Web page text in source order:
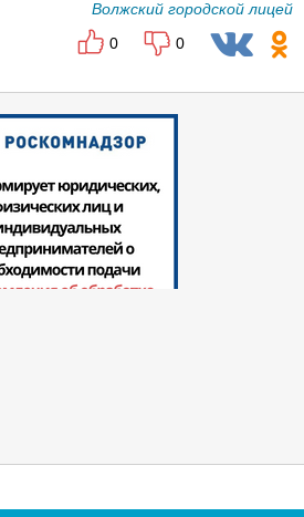
Волжский городской лицей
0
0